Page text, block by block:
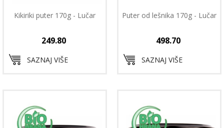
Kikiriki puter 170g - Lučar
249.80
SAZNAJ VIŠE
Puter od lešnika 170g - Lučar
498.70
SAZNAJ VIŠE